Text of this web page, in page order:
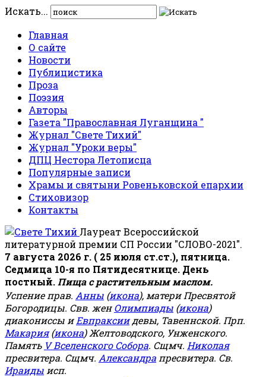
Искать...
Главная
О сайте
Новости
Публицистика
Проза
Поэзия
Авторы
Газета "Православная Луганщина "
Журнал "Свете Тихий"
Журнал "Уроки веры"
ДПЦ Нестора Летописца
Популярные записи
Храмы и святыни Ровеньковской епархии
Стиховизор
Контакты
Лауреат Всероссийской
литературной премии СП России "СЛОВО-2021".
7 августа 2026 г. ( 25 июля ст.ст.), пятница.
Седмица 10-я по Пятидесятнице. День
постный. Пища с растительным маслом.
Успение прав. Анны (икона), матери Пресвятой
Богородицы. Свв. женОлимпиады (икона)
диакониссы иЕвпраксиидевы, Тавеннской. Прп.
Макария(икона) Желтоводского, Унженского.
Память V Вселенского Собора. Сщмч. Николая
пресвитера. Сщмч. Александра пресвитера. Св.
Ираиды исп.